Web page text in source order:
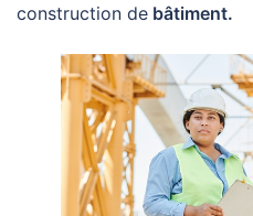
construction de bâtiment.